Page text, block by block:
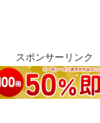
スポンサーリンク